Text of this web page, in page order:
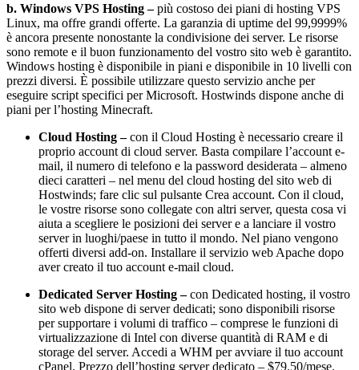
b. Windows VPS Hosting –più costoso dei piani di hosting VPS
Linux, ma offre grandi offerte. La garanzia di uptime del 99,9999%
è ancora presente nonostante la condivisione dei server. Le risorse
sono remote e il buon funzionamento del vostro sito web è garantito.
Windows hosting è disponibile in piani e disponibile in 10 livelli con
prezzi diversi. È possibile utilizzare questo servizio anche per
eseguire script specifici per Microsoft. Hostwinds dispone anche di
piani per l’hosting Minecraft.
Cloud Hosting –con il Cloud Hosting è necessario creare il
proprio account di cloud server. Basta compilare l’account e-
mail, il numero di telefono e la password desiderata – almeno
dieci caratteri – nel menu del cloud hosting del sito web di
Hostwinds; fare clic sul pulsante Crea account. Con il cloud,
le vostre risorse sono collegate con altri server, questa cosa vi
aiuta a scegliere le posizioni dei server e a lanciare il vostro
server in luoghi/paese in tutto il mondo. Nel piano vengono
offerti diversi add-on. Installare il servizio web Apache dopo
aver creato il tuo account e-mail cloud.
Dedicated Server Hosting –con Dedicated hosting, il vostro
sito web dispone di server dedicati; sono disponibili risorse
per supportare i volumi di traffico – comprese le funzioni di
virtualizzazione di Intel con diverse quantità di RAM e di
storage del server. Accedi a WHM per avviare il tuo account
cPanel. Prezzo dell’hosting server dedicato – $79.50/mese.